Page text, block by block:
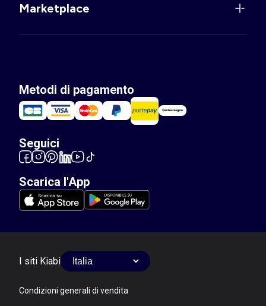
Marketplace
Metodi di pagamento
Seguici
Scarica l'App
I siti Kiabi
Condizioni generali di vendita